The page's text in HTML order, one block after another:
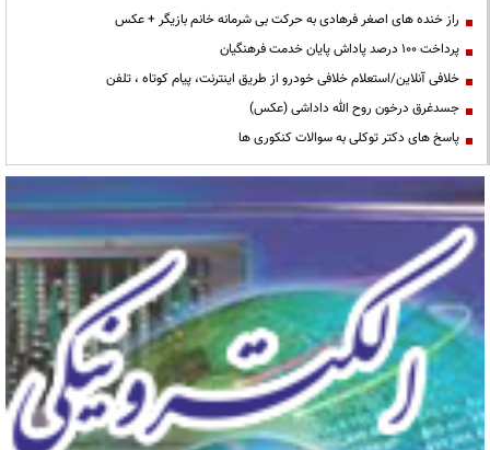
راز خنده های اصغر فرهادی به حرکت بی شرمانه خانم بازیگر + عکس
پرداخت ۱۰۰ درصد پاداش پایان خدمت فرهنگیان
خلافی آنلاین/استعلام خلافی خودرو از طریق اینترنت، پیام کوتاه ، تلفن
جسدغرق درخون روح الله داداشی (عکس)
پاسخ های دکتر توکلی به سوالات کنکوری ها